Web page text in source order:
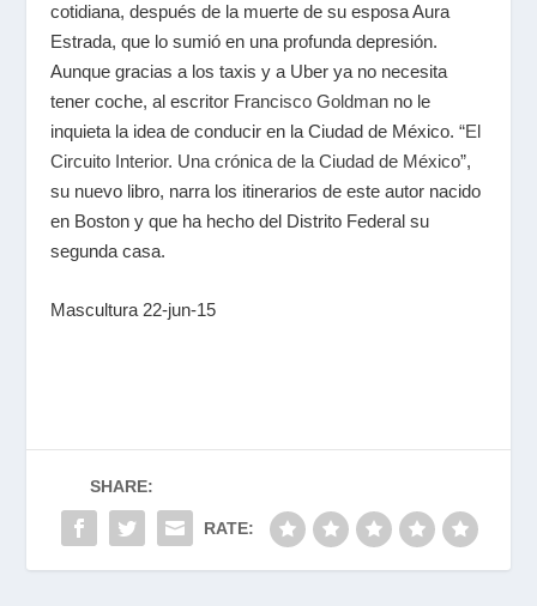
cotidiana, después de la muerte de su esposa Aura
Estrada, que lo sumió en una profunda depresión.
Aunque gracias a los taxis y a Uber ya no necesita
tener coche, al escritor Francisco Goldman no le
inquieta la idea de conducir en la Ciudad de México. “El
Circuito Interior. Una crónica de la Ciudad de México”,
su nuevo libro, narra los itinerarios de este autor nacido
en Boston y que ha hecho del Distrito Federal su
segunda casa.
Mascultura 22-jun-15
SHARE:
RATE: